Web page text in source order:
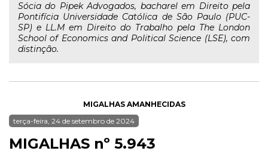
Sócia do Pipek Advogados, bacharel em Direito pela
Pontifícia Universidade Católica de São Paulo (PUC-
SP) e LL.M em Direito do Trabalho pela The London
School of Economics and Political Science (LSE), com
distinção.
MIGALHAS AMANHECIDAS
terça-feira, 24 de setembro de 2024
MIGALHAS nº 5.943